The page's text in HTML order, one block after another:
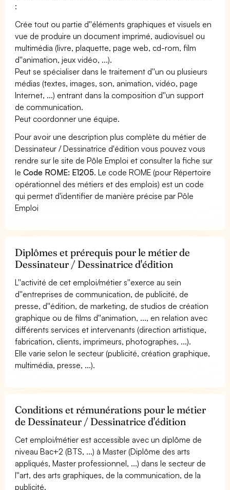
:
Crée tout ou partie d''éléments graphiques et visuels en
vue de produire un document imprimé, audiovisuel ou
multimédia (livre, plaquette, page web, cd-rom, film
d''animation, jeux vidéo, ...).
Peut se spécialiser dans le traitement d''un ou plusieurs
médias (textes, images, son, animation, vidéo, page
Internet, ...) entrant dans la composition d''un support
de communication.
Peut coordonner une équipe.
Pour avoir une description plus complète du métier de
Dessinateur / Dessinatrice d'édition vous pouvez vous
rendre sur le site de Pôle Emploi et consulter la fiche sur
leCode ROME: E1205. Le code ROME (pour Répertoire
opérationnel des métiers et des emplois) est un code
qui permet d'identifier de manière précise par Pôle
Emploi
Diplômes et prérequis pour le métier de
Dessinateur / Dessinatrice d'édition
L''activité de cet emploi/métier s''exerce au sein
d''entreprises de communication, de publicité, de
presse, d''édition, de marketing, de studios de création
graphique ou de films d''animation, ..., en relation avec
différents services et intervenants (direction artistique,
fabrication, clients, imprimeurs, photographes, ...).
Elle varie selon le secteur (publicité, création graphique,
multimédia, presse, ...).
Conditions et rémunérations pour le métier
de Dessinateur / Dessinatrice d'édition
Cet emploi/métier est accessible avec un diplôme de
niveau Bac+2 (BTS, ...) à Master (Diplôme des arts
appliqués, Master professionnel, ...) dans le secteur de
l''art, des arts graphiques, de la communication, de la
publicité.